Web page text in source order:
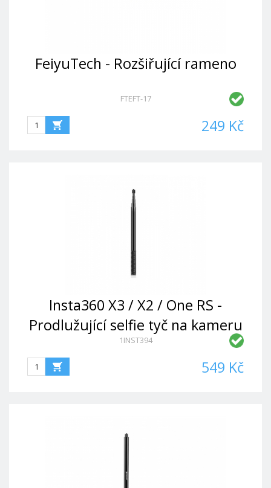
FeiyuTech - Rozšiřující rameno
FTEFT-17
249 Kč
Insta360 X3 / X2 / One RS -
Prodlužující selfie tyč na kameru
(157cm)
1INST394
549 Kč